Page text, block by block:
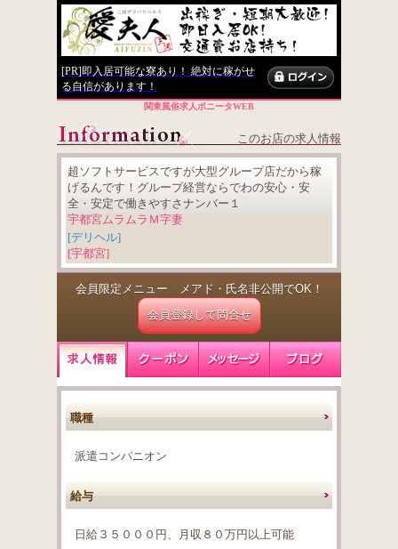
[PR]即入居可能な寮あり！ 絶対に稼がせ
る自信があります！
関東風俗求人ボニータWEB
このお店の求人情報
超ソフトサービスですが大型グループ店だから稼
げるんです！グループ経営ならでわの安心・安
全・安定で働きやすさナンバー１
宇都宮ムラムラＭ字妻
[デリヘル]
[宇都宮]
会員限定メニュー メアド・氏名非公開でOK！
会員登録して問合せ
職種
派遣コンパニオン
給与
日給３５０００円、月収８０万円以上可能